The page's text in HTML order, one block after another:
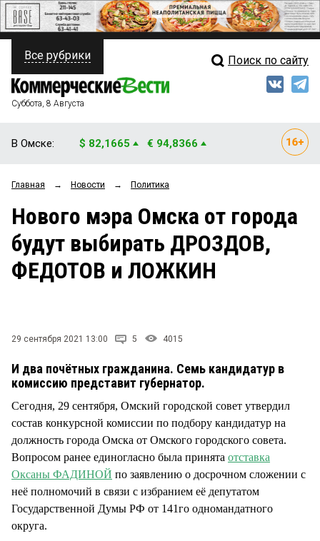
ПОЛИТИКА
ФИНАНСЫ
ОБЩЕСТВО
ЗАКОН
НОВОСТИ КОМПАНИЙ
Свежий выпуск
Рейтинги
Блоги
Архив
Все рубрики Поиск по сайту
Суббота, 8 Августа
В Омске: $ 82,1665 € 94,8366
Главная → Новости → Политика
Нового мэра Омска от города
будут выбирать ДРОЗДОВ,
ФЕДОТОВ и ЛОЖКИН
29 сентября 2021 13:00 5 4015
И два почётных гражданина. Семь кандидатур в
комиссию представит губернатор.
Сегодня, 29 сентября, Омский городской совет утвердил
состав конкурсной комиссии по подбору кандидатур на
должность города Омска от Омского городского совета.
Вопросом ранее единогласно была принята отставка
Оксаны ФАДИНОЙ по заявлению о досрочном сложении с
неё полномочий в связи с избранием её депутатом
Государственной Думы РФ от 141го одномандатного
округа.